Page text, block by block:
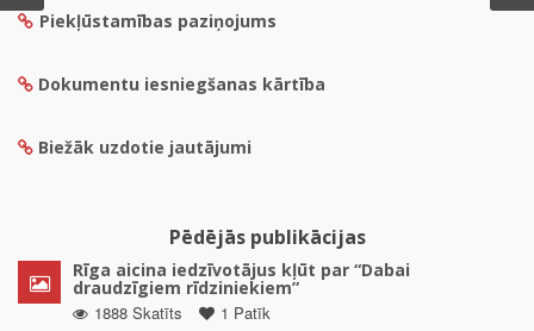
Piekļūstamības paziņojums
Dokumentu iesniegšanas kārtība
Biežāk uzdotie jautājumi
Pēdējās publikācijas
Rīga aicina iedzīvotājus kļūt par “Dabai
draudzīgiem rīdziniekiem”
1888 Skatīts
1 Patīk